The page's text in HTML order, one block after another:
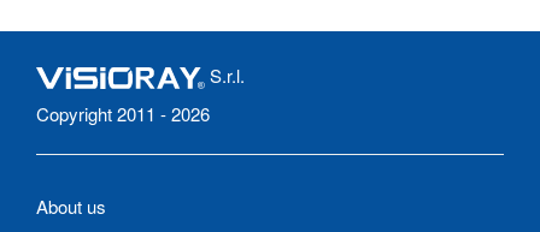
S.r.l.
Copyright 2011 - 2026
About us